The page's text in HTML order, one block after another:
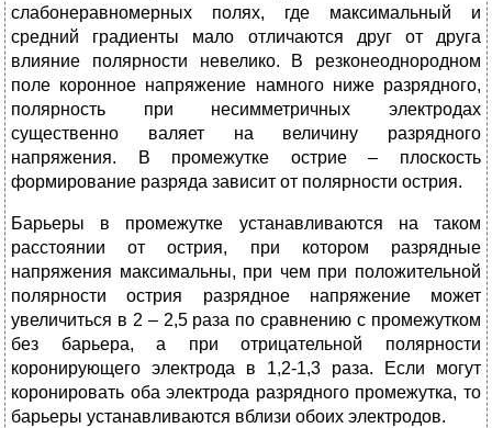
слабонеравномерных полях, где максимальный и
средний градиенты мало отличаются друг от друга
влияние полярности невелико. В резконеоднородном
поле коронное напряжение намного ниже разрядного,
полярность при несимметричных электродах
существенно валяет на величину разрядного
напряжения. В промежутке острие – плоскость
формирование разряда зависит от полярности острия.
Барьеры в промежутке устанавливаются на таком
расстоянии от острия, при котором разрядные
напряжения максимальны, при чем при положительной
полярности острия разрядное напряжение может
увеличиться в 2 – 2,5 раза по сравнению с промежутком
без барьера, а при отрицательной полярности
коронирующего электрода в 1,2-1,3 раза. Если могут
коронировать оба электрода разрядного промежутка, то
барьеры устанавливаются вблизи обоих электродов.